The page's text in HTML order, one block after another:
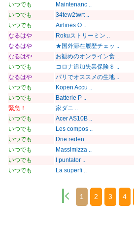
いつでも
Maintenanc ..
いつでも
34tew2twrt ..
いつでも
Airlines O ..
なるはや
Rokuストリーミン ..
なるはや
★国外滞在履歴チェッ ..
なるはや
お勧めのオンライン食 ..
いつでも
コロナ追加失業保険＄ ..
なるはや
パリでオススメの生地 ..
いつでも
Kopen Accu ..
いつでも
Batterie P ..
緊急！
家ダニ ..
いつでも
Acer AS10B ..
いつでも
Les compos ..
いつでも
Drie reden ..
いつでも
Massimizza ..
いつでも
I puntator ..
いつでも
La superfi ..
1 2 3 4